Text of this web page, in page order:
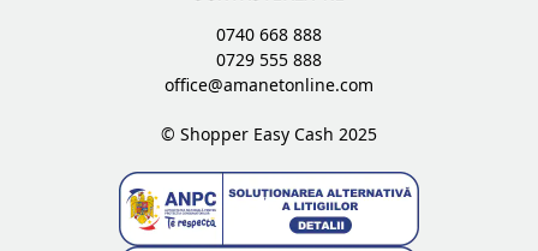
0740 668 888
0729 555 888
office@amanetonline.com
© Shopper Easy Cash 2025